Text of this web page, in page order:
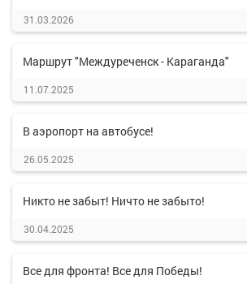
31.03.2026
Маршрут "Междуреченск - Караганда"
11.07.2025
В аэропорт на автобусе!
26.05.2025
Никто не забыт! Ничто не забыто!
30.04.2025
Все для фронта! Все для Победы!